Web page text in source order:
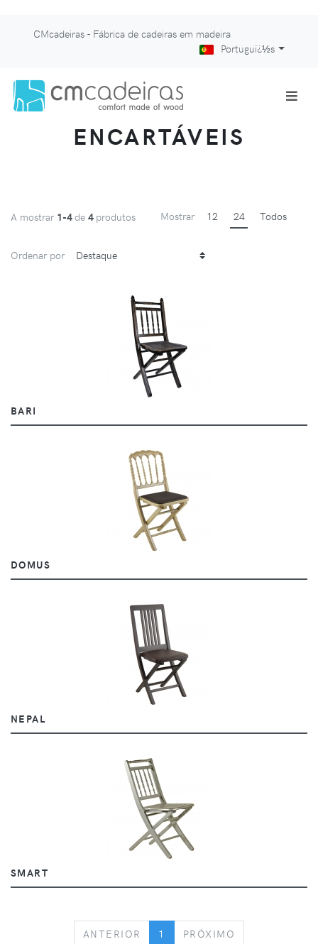
CMcadeiras - Fábrica de cadeiras em madeira
Portuguï¿½s
ENCARTÁVEIS
A mostrar 1-4de 4 produtos Mostrar 12 24 Todos
Ordenar por
BARI
DOMUS
NEPAL
SMART
ANTERIOR PREVIOUS
1 PRÓXIMO